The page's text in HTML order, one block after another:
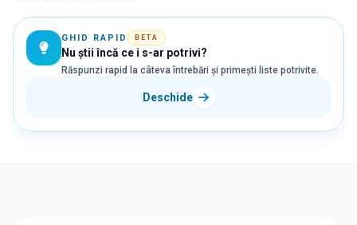
GHID RAPID BETA
Nu știi încă ce i s-ar potrivi?
Răspunzi rapid la câteva întrebări și primești liste potrivite.
Deschide